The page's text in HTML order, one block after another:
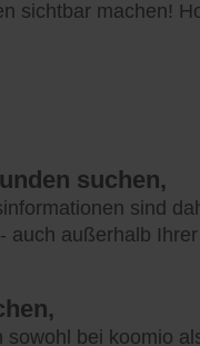
sichtbar machen!
suchen,
sind
auch außerhalb
bei koomio